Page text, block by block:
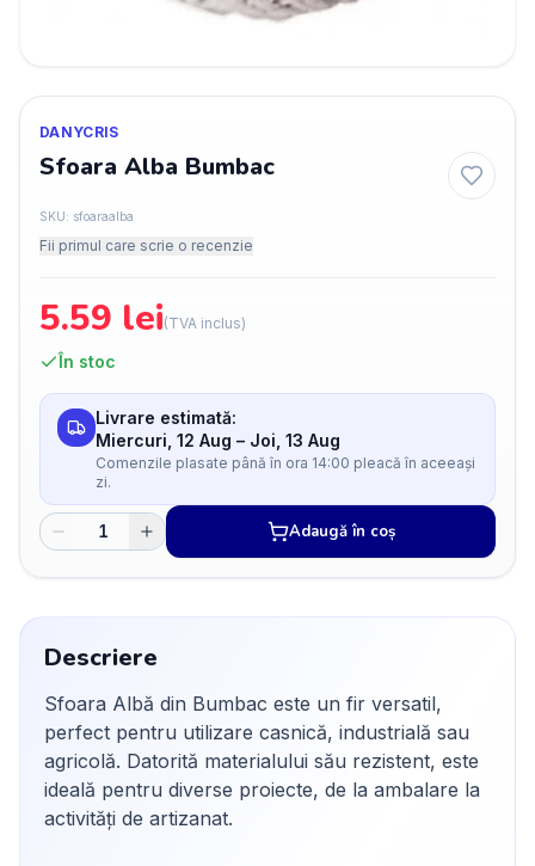
DANYCRIS
Sfoara Alba Bumbac
SKU: sfoaraalba
Fii primul care scrie o recenzie
5.59 lei(TVA inclus)
În stoc
Livrare estimată:
Miercuri, 12 Aug – Joi, 13 Aug
Comenzile plasate până în ora 14:00 pleacă în aceeași
zi.
Adaugă în coș
Descriere
Sfoara Albă din Bumbac este un fir versatil,
perfect pentru utilizare casnică, industrială sau
agricolă. Datorită materialului său rezistent, este
ideală pentru diverse proiecte, de la ambalare la
activități de artizanat.